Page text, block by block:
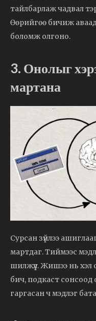
тайлбарлаж чадвал
Өөрийгөө бичиж
боломж олгоно.
3. Онолыг
мартана
Сурсан зүйлээ
мартдаг. Тиймээс
шилжүүл. Жишээ нь хэл
бич, подкаст сонсоод
гаргасан ч мэдлэг